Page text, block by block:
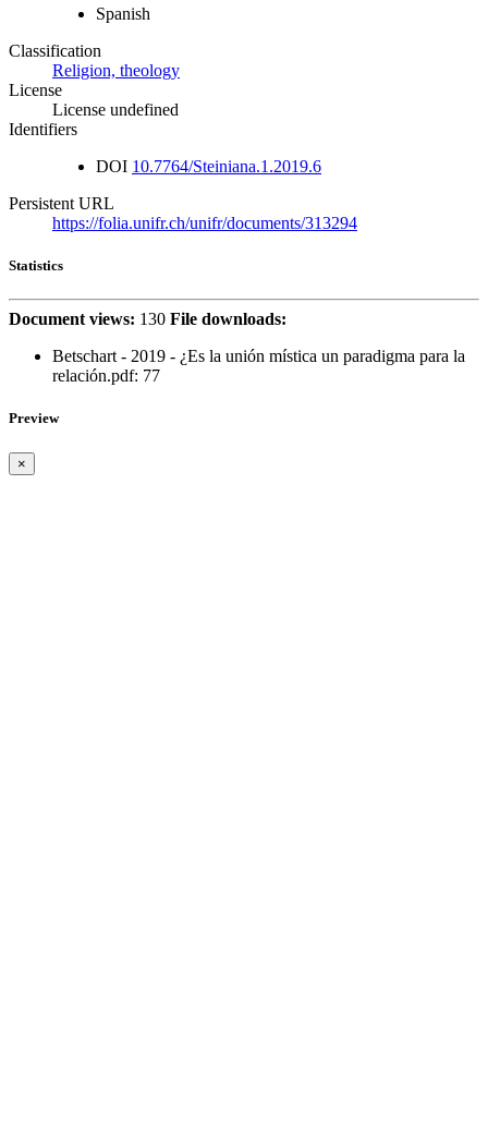
Spanish
Classification
Religion, theology
License
License undefined
Identifiers
DOI 10.7764/Steiniana.1.2019.6
Persistent URL
https://folia.unifr.ch/unifr/documents/313294
Statistics
Document views: 130 File downloads:
Betschart - 2019 - ¿Es la unión mística un paradigma para la
relación.pdf: 77
Preview
×